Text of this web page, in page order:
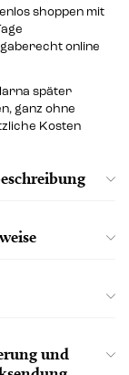
shoppen mit
online
später
ganz ohne
Kosten
und